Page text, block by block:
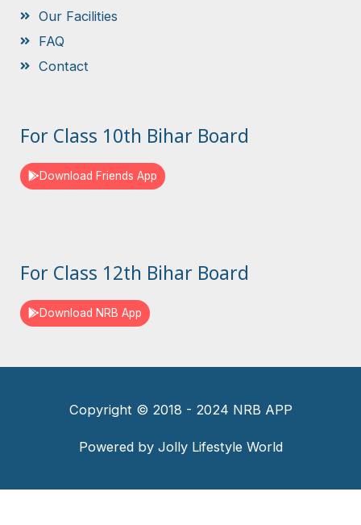
Our Facilities
FAQ
Contact
For Class 10th Bihar Board
Download Friends App
For Class 12th Bihar Board
Download NRB App
Copyright © 2018 - 2024 NRB APP
Powered by Jolly Lifestyle World